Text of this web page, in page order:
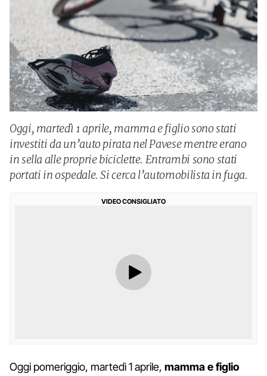
Oggi, martedì 1 aprile, mamma e figlio sono stati
investiti da un’auto pirata nel Pavese mentre erano
in sella alle proprie biciclette. Entrambi sono stati
portati in ospedale. Si cerca l’automobilista in fuga.
VIDEO CONSIGLIATO
Oggi pomeriggio, martedì 1 aprile, mamma e figlio